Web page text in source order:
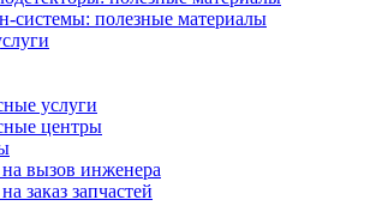
системы: полезные материалы
услуги
центры
на вызов инженера
заказ запчастей